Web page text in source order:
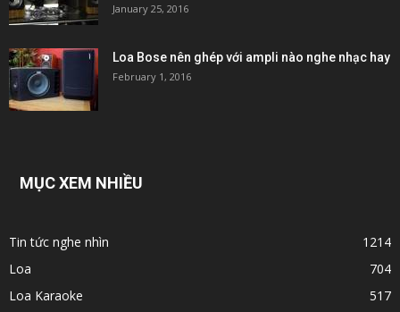
January 25, 2016
Loa Bose nên ghép với ampli nào nghe nhạc hay
February 1, 2016
MỤC XEM NHIỀU
Tin tức nghe nhìn
1214
Loa
704
Loa Karaoke
517